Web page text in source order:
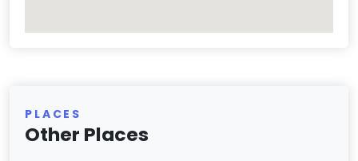
PLACES
Other Places